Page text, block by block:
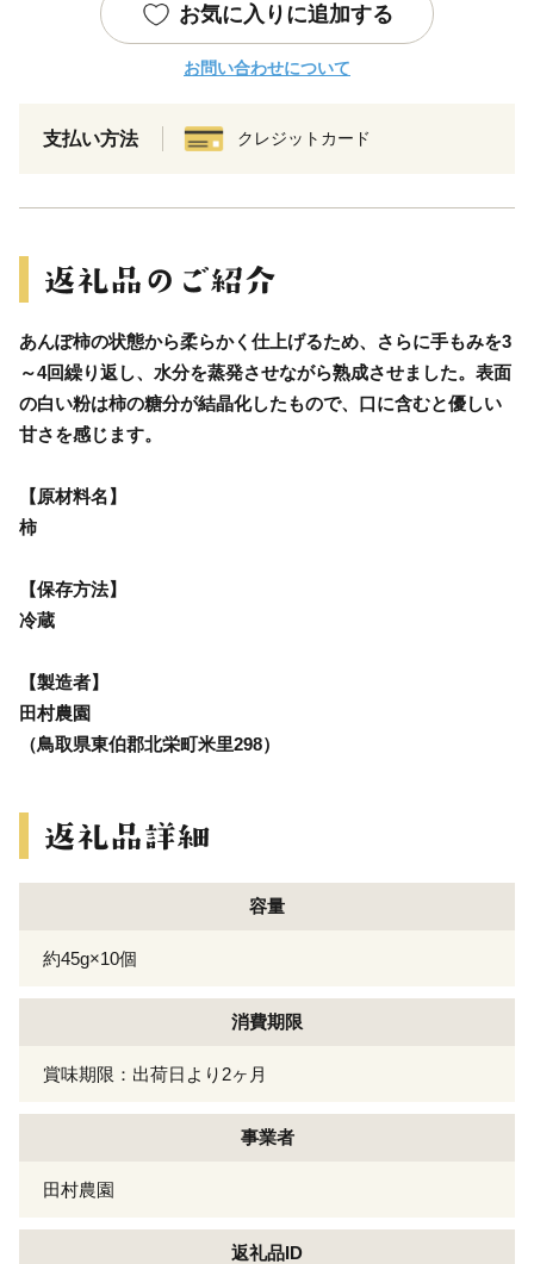
お気に入りに追加する
お問い合わせについて
支払い方法 クレジットカード
あんぽ柿の状態から柔らかく仕上げるため、さらに手もみを3
～4回繰り返し、水分を蒸発させながら熟成させました。表面
の白い粉は柿の糖分が結晶化したもので、口に含むと優しい
甘さを感じます。
【原材料名】
柿
【保存方法】
冷蔵
【製造者】
田村農園
（鳥取県東伯郡北栄町米里298）
容量
約45g×10個
消費期限
賞味期限：出荷日より2ヶ月
事業者
田村農園
返礼品ID